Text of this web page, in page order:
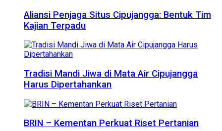
Aliansi Penjaga Situs Cipujangga: Bentuk Tim
Kajian Terpadu
Tradisi Mandi Jiwa di Mata Air Cipujangga
Harus Dipertahankan
BRIN – Kementan Perkuat Riset Pertanian